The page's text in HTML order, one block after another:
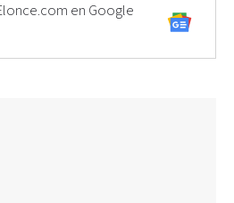
en Google